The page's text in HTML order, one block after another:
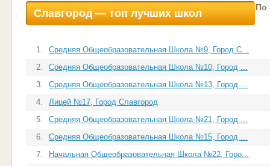
Славгород — топ лучших школ По
1.
Средняя Общеобразовательная Школа №9, Город С...
2.
Средняя Общеобразовательная Школа №10, Город ...
3.
Средняя Общеобразовательная Школа №13, Город ...
4.
Лицей №17, Город Славгород
5.
Средняя Общеобразовательная Школа №21, Город ...
6.
Средняя Общеобразовательная Школа №15, Город ...
7.
Начальная Общеобразовательная Школа №22, Горо...